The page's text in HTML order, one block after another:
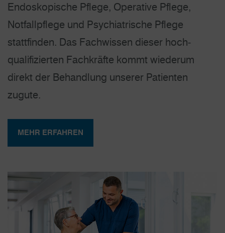
Endoskopische Pflege, Operative Pflege,
Notfallpflege und Psychiatrische Pflege
stattfinden. Das Fachwissen dieser hoch­
qualifizierten Fachkräfte kommt wiederum
direkt der Behandlung unserer Patienten
zugute.
MEHR ERFAHREN